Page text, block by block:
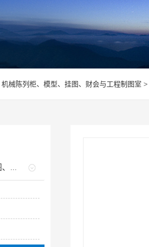
机械陈列柜、模型、挂图、财会与工程制图室 >